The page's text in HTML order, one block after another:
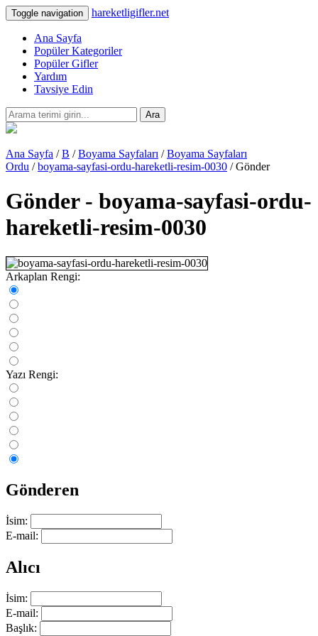
Toggle navigation hareketligifler.net
Ana Sayfa
Popüler Kategoriler
Popüler Gifler
Yardım
Tavsiye Edin
Ara
Ana Sayfa /B /Boyama Sayfaları /Boyama Sayfaları
Ordu /boyama-sayfasi-ordu-hareketli-resim-0030 / Gönder
Gönder - boyama-sayfasi-ordu-
hareketli-resim-0030
Arkaplan Rengi:
Yazı Rengi:
Gönderen
İsim:
E-mail:
Alıcı
İsim:
E-mail:
Başlık: